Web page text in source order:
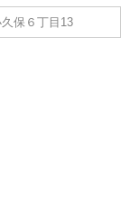
保６丁目13